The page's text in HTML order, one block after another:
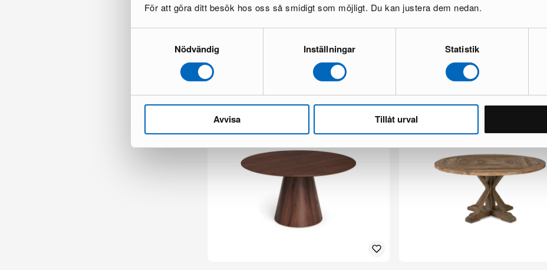
För att göra ditt besök hos oss så smidigt som möjligt. Du kan justera dem nedan.
Nödvändig Inställningar Statistik
Avvisa Tillåt urval
Chesterfield Lyx 3-sits soffa mörkbrun
1 i lager ·
498 €
Du sparar 279 €